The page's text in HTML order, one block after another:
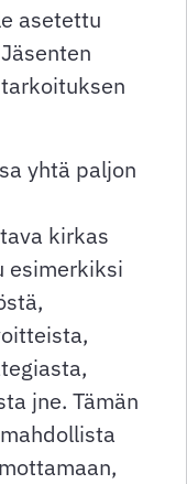
asetettu
yhtä paljon
kirkas
esimerkiksi
jne. Tämän